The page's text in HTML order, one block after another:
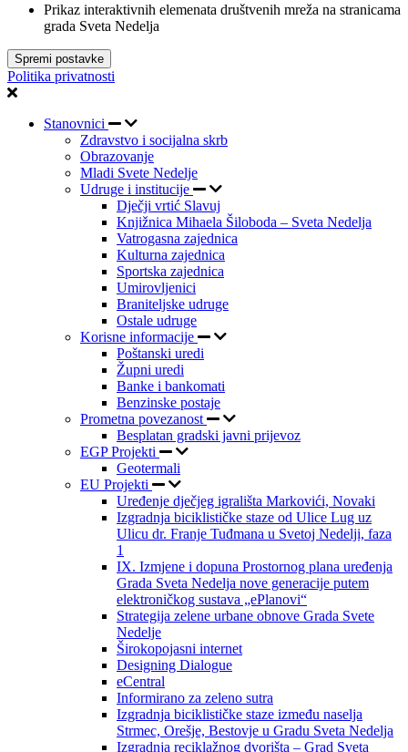
Prikaz interaktivnih elemenata društvenih mreža na stranicama
grada Sveta Nedelja
Spremi postavke
Politika privatnosti
Stanovnici
Zdravstvo i socijalna skrb
Obrazovanje
Mladi Svete Nedelje
Udruge i institucije
Dječji vrtić Slavuj
Knjižnica Mihaela Šiloboda – Sveta Nedelja
Vatrogasna zajednica
Kulturna zajednica
Sportska zajednica
Umirovljenici
Braniteljske udruge
Ostale udruge
Korisne informacije
Poštanski uredi
Župni uredi
Banke i bankomati
Benzinske postaje
Prometna povezanost
Besplatan gradski javni prijevoz
EGP Projekti
Geotermali
EU Projekti
Uređenje dječjeg igrališta Markovići, Novaki
Izgradnja biciklističke staze od Ulice Lug uz
Ulicu dr. Franje Tuđmana u Svetoj Nedelji, faza
1
IX. Izmjene i dopuna Prostornog plana uređenja
Grada Sveta Nedelja nove generacije putem
elektroničkog sustava „ePlanovi“
Strategija zelene urbane obnove Grada Svete
Nedelje
Širokopojasni internet
Designing Dialogue
eCentral
Informirano za zeleno sutra
Izgradnja biciklističke staze između naselja
Strmec, Orešje, Bestovje u Gradu Sveta Nedelja
Izgradnja reciklažnog dvorišta – Grad Sveta